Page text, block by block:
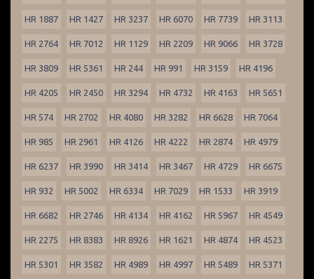
HR 1887 HR 1427 HR 3237 HR 6070 HR 7739 HR 3113
HR 2764 HR 7012 HR 1129 HR 2209 HR 9066 HR 3728
HR 3809 HR 5361 HR 244 HR 991 HR 3159 HR 4196
HR 4205 HR 2450 HR 3294 HR 4732 HR 4163 HR 5651
HR 574 HR 2702 HR 4080 HR 3282 HR 6628 HR 7064
HR 985 HR 2961 HR 4126 HR 4222 HR 2874 HR 4979
HR 6237 HR 3990 HR 3414 HR 3467 HR 4729 HR 6675
HR 932 HR 5002 HR 6334 HR 7029 HR 1533 HR 3919
HR 6682 HR 2746 HR 4134 HR 4162 HR 5967 HR 4549
HR 2275 HR 8383 HR 8926 HR 1621 HR 4874 HR 4523
HR 5301 HR 3582 HR 4989 HR 4997 HR 5489 HR 5371